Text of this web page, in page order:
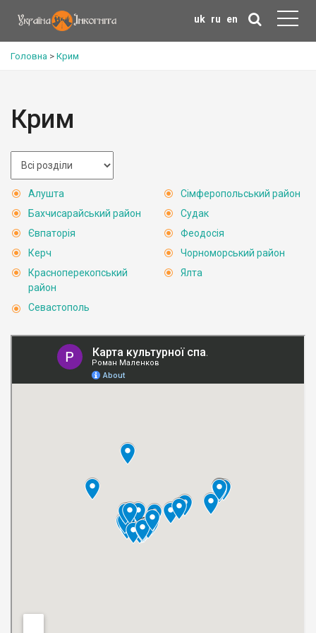
uk ru en
Головна > Крим
Крим
Алушта
Бахчисарайський район
Євпаторія
Керч
Красноперекопський
район
Севастополь
Сімферопольський район
Судак
Феодосія
Чорноморський район
Ялта